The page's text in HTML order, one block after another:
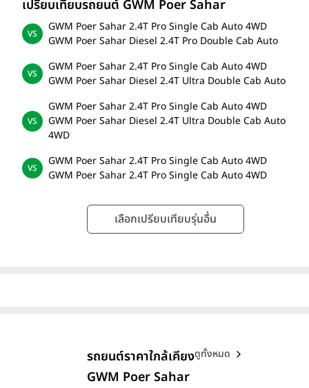
เปรียบเทียบรถยนต์ GWM Poer Sahar
GWM Poer Sahar 2.4T Pro Single Cab Auto 4WD
GWM Poer Sahar Diesel 2.4T Pro Double Cab Auto
GWM Poer Sahar 2.4T Pro Single Cab Auto 4WD
GWM Poer Sahar Diesel 2.4T Ultra Double Cab Auto
GWM Poer Sahar 2.4T Pro Single Cab Auto 4WD
GWM Poer Sahar Diesel 2.4T Ultra Double Cab Auto
4WD
GWM Poer Sahar 2.4T Pro Single Cab Auto 4WD
GWM Poer Sahar 2.4T Pro Single Cab Auto 4WD
เลือกเปรียบเทียบรุ่นอื่น
รถยนต์ราคาใกล้เคียง
GWM Poer Sahar
ดูทั้งหมด